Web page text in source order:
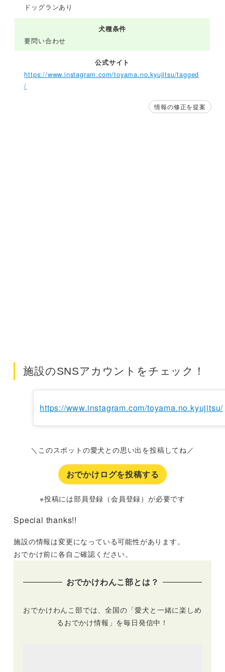
ドッグランあり
犬種条件
要問い合わせ
公式サイト
https://www.instagram.com/toyama.no.kyujitsu/tagged
/
情報の修正を提案
施設のSNSアカウントをチェック！
https://www.instagram.com/toyama.no.kyujitsu/
＼このスポットの愛犬との思い出を投稿してね／
おでかけログを投稿する
※投稿には部員登録（会員登録）が必要です
Special thanks!!
施設の情報は変更になっている可能性があります。
おでかけ前に各自ご確認ください。
おでかけわんこ部とは？
おでかけわんこ部では、全国の「愛犬と一緒に楽しめ
るおでかけ情報」を毎日発信中！